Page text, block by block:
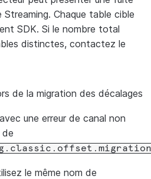
Chaque table cible
SDK. Si le nombre total
distinctes, contactez le
de la migration des décalages
une erreur de canal non
de
le même nom de